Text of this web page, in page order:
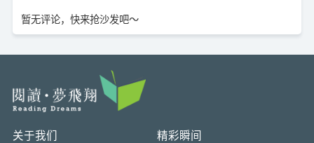
暂无评论，快来抢沙发吧～
关于我们 精彩瞬间